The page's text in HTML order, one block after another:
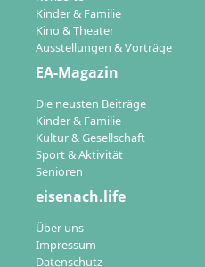
Kinder & Familie
Kino & Theater
Ausstellungen & Vorträge
EA-Magazin
Die neusten Beiträge
Kinder & Familie
Kultur & Gesellschaft
Sport & Aktivität
Senioren
eisenach.life
Über uns
Impressum
Datenschutz